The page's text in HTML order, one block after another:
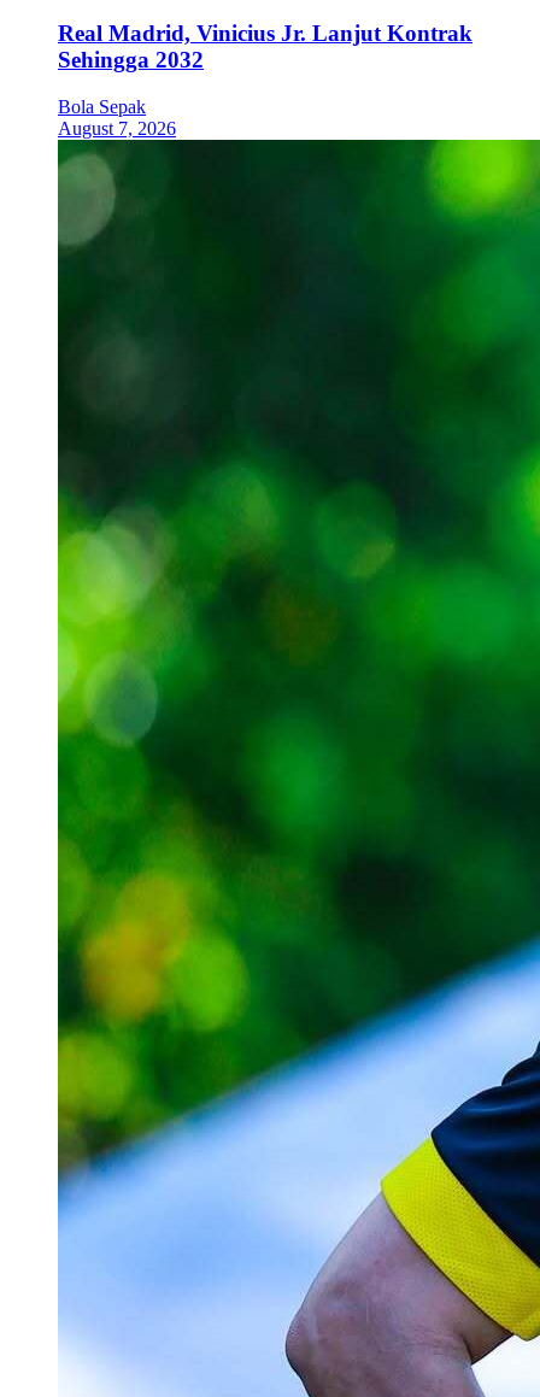
Real Madrid, Vinicius Jr. Lanjut Kontrak
Sehingga 2032
Bola Sepak
August 7, 2026